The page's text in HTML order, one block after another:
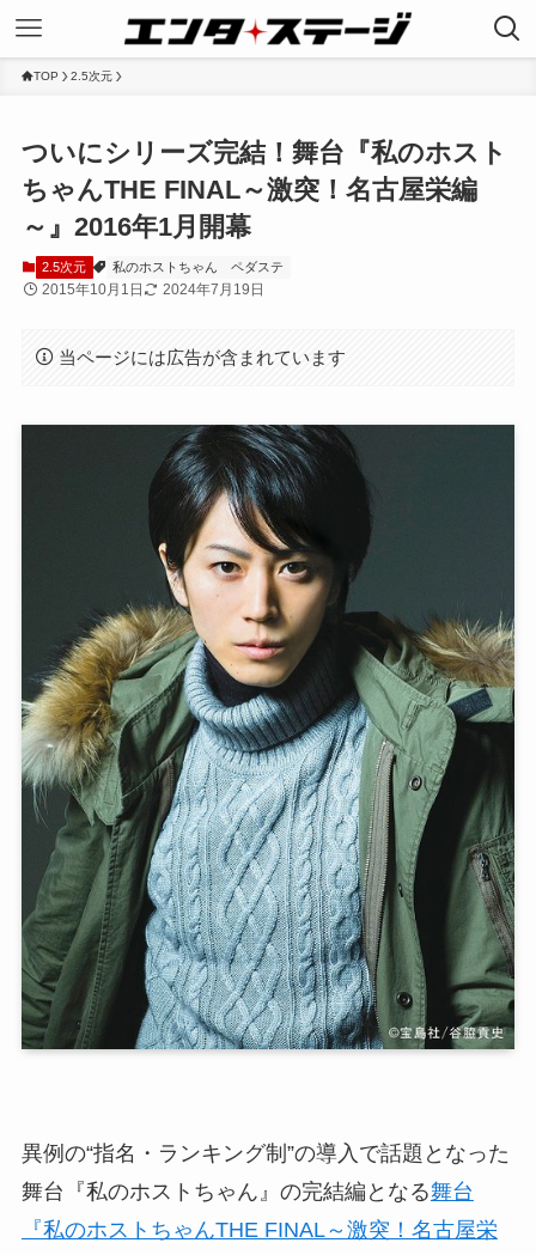
TOP 2.5次元
ついにシリーズ完結！舞台『私のホスト
ちゃんTHE FINAL～激突！名古屋栄編
～』2016年1月開幕
2.5次元 私のホストちゃん ペダステ
2015年10月1日 2024年7月19日
当ページには広告が含まれています
異例の“指名・ランキング制”の導入で話題となった
舞台『私のホストちゃん』の完結編となる舞台
『私のホストちゃんTHE FINAL～激突！名古屋栄